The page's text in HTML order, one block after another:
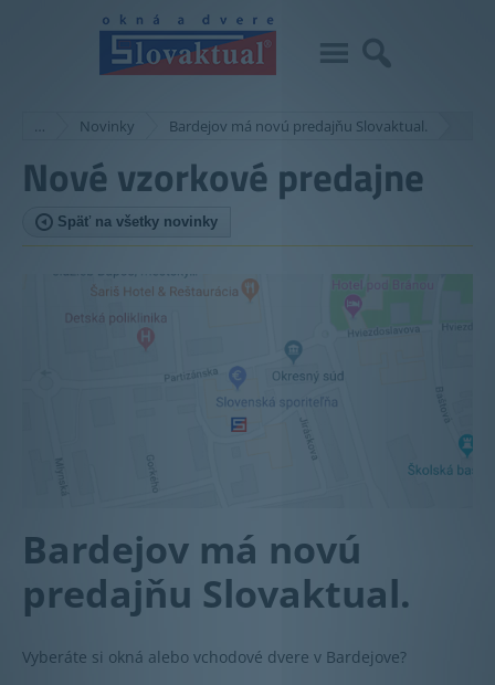
… Novinky Bardejov má novú predajňu Slovaktual.
Nové vzorkové predajne
Späť na všetky novinky
Bardejov má novú
predajňu Slovaktual.
Vyberáte si okná alebo vchodové dvere v Bardejove?